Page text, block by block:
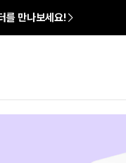
를 만나보세요!